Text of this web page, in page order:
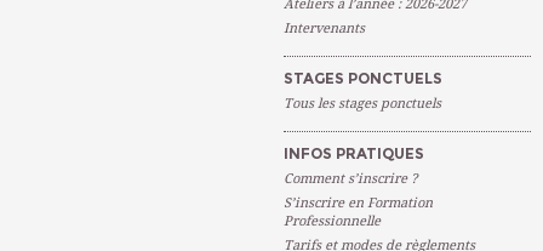
Ateliers à l’année : 2026-2027
Intervenants
STAGES PONCTUELS
Tous les stages ponctuels
INFOS PRATIQUES
Comment s’inscrire ?
S’inscrire en Formation
Professionnelle
Tarifs et modes de règlements